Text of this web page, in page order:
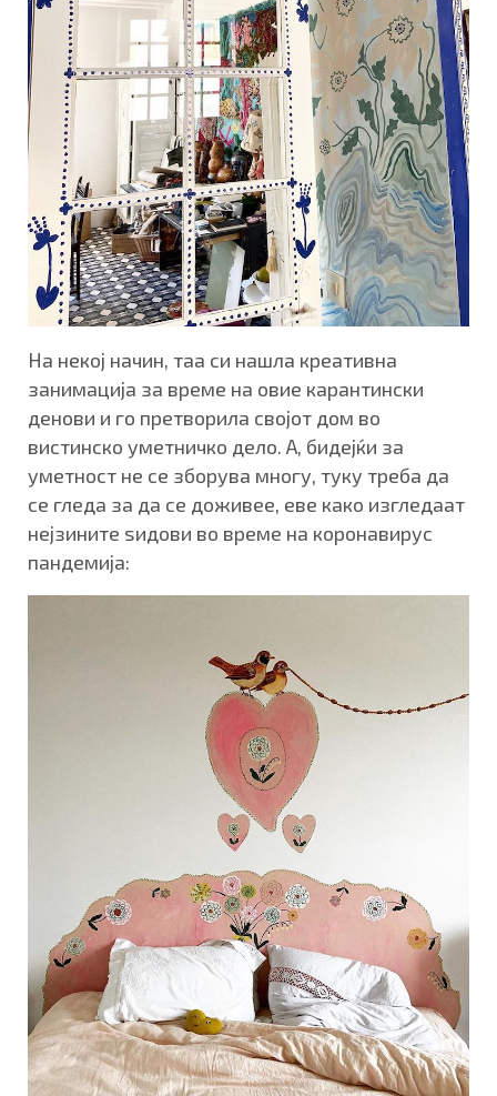
На некој начин, таа си нашла креативна
занимација за време на овие карантински
денови и го претворила својот дом во
вистинско уметничко дело. А, бидејќи за
уметност не се зборува многу, туку треба да
се гледа за да се доживее, еве како изгледаат
нејзините ѕидови во време на коронавирус
пандемија: